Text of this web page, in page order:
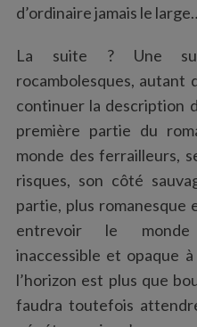
d’ordinaire jamais le
La suite ? Une
rocambolesques, autant
continuer la description
première partie du
monde des ferrailleurs,
risques, son côté
partie, plus romanesque
entrevoir le monde
inaccessible et opaque
l’horizon est plus que
faudra toutefois